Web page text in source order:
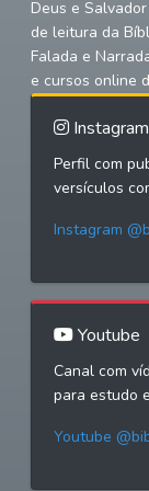
Deus e
de leitura da
Falada e
e cursos online
Instagram
Perfil com
versículos
Instagram
Youtube
Canal com
para estudo
Youtube